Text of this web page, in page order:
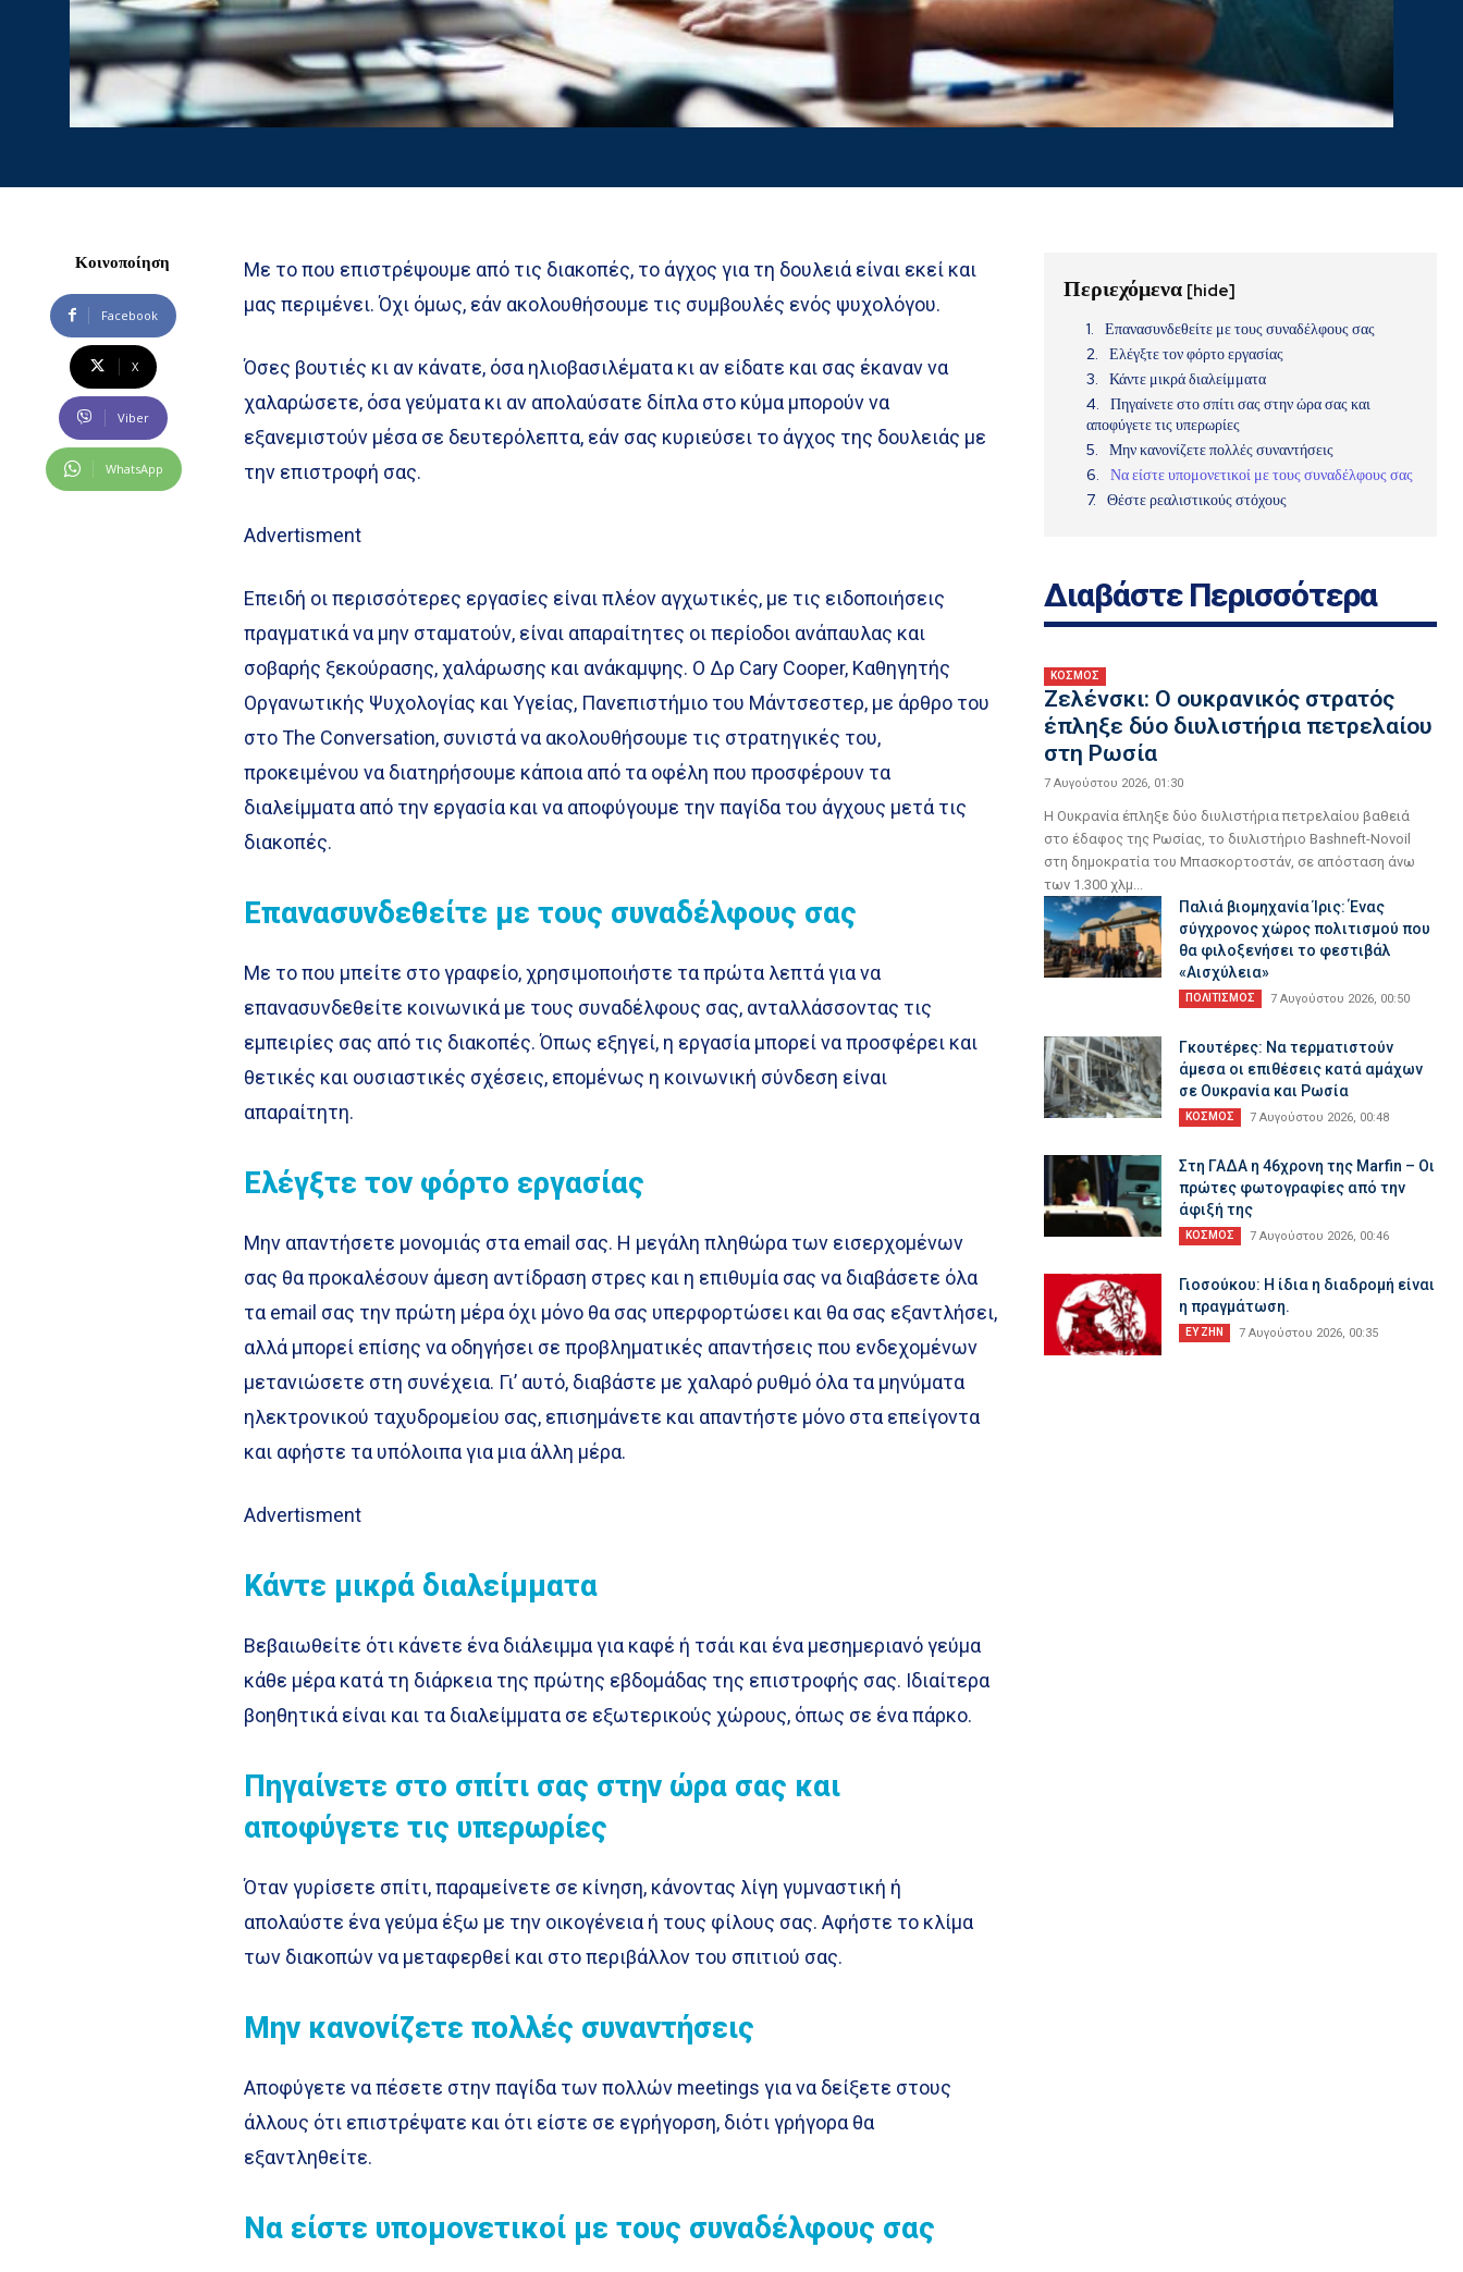
Κοινοποίηση
Facebook
X
Viber
WhatsApp
Με το που επιστρέψουμε από τις διακοπές, το άγχος για τη δουλειά είναι εκεί και
μας περιμένει. Όχι όμως, εάν ακολουθήσουμε τις συμβουλές ενός ψυχολόγου.
Όσες βουτιές κι αν κάνατε, όσα ηλιοβασιλέματα κι αν είδατε και σας έκαναν να
χαλαρώσετε, όσα γεύματα κι αν απολαύσατε δίπλα στο κύμα μπορούν να
εξανεμιστούν μέσα σε δευτερόλεπτα, εάν σας κυριεύσει το άγχος της δουλειάς με
την επιστροφή σας.
Advertisment
Επειδή οι περισσότερες εργασίες είναι πλέον αγχωτικές, με τις ειδοποιήσεις
πραγματικά να μην σταματούν, είναι απαραίτητες οι περίοδοι ανάπαυλας και
σοβαρής ξεκούρασης, χαλάρωσης και ανάκαμψης. Ο Δρ Cary Cooper, Καθηγητής
Οργανωτικής Ψυχολογίας και Υγείας, Πανεπιστήμιο του Μάντσεστερ, με άρθρο του
στο The Conversation, συνιστά να ακολουθήσουμε τις στρατηγικές του,
προκειμένου να διατηρήσουμε κάποια από τα οφέλη που προσφέρουν τα
διαλείμματα από την εργασία και να αποφύγουμε την παγίδα του άγχους μετά τις
διακοπές.
Επανασυνδεθείτε με τους συναδέλφους σας
Με το που μπείτε στο γραφείο, χρησιμοποιήστε τα πρώτα λεπτά για να
επανασυνδεθείτε κοινωνικά με τους συναδέλφους σας, ανταλλάσσοντας τις
εμπειρίες σας από τις διακοπές. Όπως εξηγεί, η εργασία μπορεί να προσφέρει και
θετικές και ουσιαστικές σχέσεις, επομένως η κοινωνική σύνδεση είναι
απαραίτητη.
Ελέγξτε τον φόρτο εργασίας
Μην απαντήσετε μονομιάς στα email σας. Η μεγάλη πληθώρα των εισερχομένων
σας θα προκαλέσουν άμεση αντίδραση στρες και η επιθυμία σας να διαβάσετε όλα
τα email σας την πρώτη μέρα όχι μόνο θα σας υπερφορτώσει και θα σας εξαντλήσει,
αλλά μπορεί επίσης να οδηγήσει σε προβληματικές απαντήσεις που ενδεχομένων
μετανιώσετε στη συνέχεια. Γι’ αυτό, διαβάστε με χαλαρό ρυθμό όλα τα μηνύματα
ηλεκτρονικού ταχυδρομείου σας, επισημάνετε και απαντήστε μόνο στα επείγοντα
και αφήστε τα υπόλοιπα για μια άλλη μέρα.
Advertisment
Κάντε μικρά διαλείμματα
Βεβαιωθείτε ότι κάνετε ένα διάλειμμα για καφέ ή τσάι και ένα μεσημεριανό γεύμα
κάθε μέρα κατά τη διάρκεια της πρώτης εβδομάδας της επιστροφής σας. Ιδιαίτερα
βοηθητικά είναι και τα διαλείμματα σε εξωτερικούς χώρους, όπως σε ένα πάρκο.
Πηγαίνετε στο σπίτι σας στην ώρα σας και
αποφύγετε τις υπερωρίες
Όταν γυρίσετε σπίτι, παραμείνετε σε κίνηση, κάνοντας λίγη γυμναστική ή
απολαύστε ένα γεύμα έξω με την οικογένεια ή τους φίλους σας. Αφήστε το κλίμα
των διακοπών να μεταφερθεί και στο περιβάλλον του σπιτιού σας.
Μην κανονίζετε πολλές συναντήσεις
Αποφύγετε να πέσετε στην παγίδα των πολλών meetings για να δείξετε στους
άλλους ότι επιστρέψατε και ότι είστε σε εγρήγορση, διότι γρήγορα θα
εξαντληθείτε.
Να είστε υπομονετικοί με τους συναδέλφους σας
Περιεχόμενα [hide]
Επανασυνδεθείτε με τους συναδέλφους σας
Ελέγξτε τον φόρτο εργασίας
Κάντε μικρά διαλείμματα
Πηγαίνετε στο σπίτι σας στην ώρα σας και
αποφύγετε τις υπερωρίες
Μην κανονίζετε πολλές συναντήσεις
Να είστε υπομονετικοί με τους συναδέλφους σας
Θέστε ρεαλιστικούς στόχους
Διαβάστε Περισσότερα
ΚΟΣΜΟΣ
Ζελένσκι: O ουκρανικός στρατός
έπληξε δύο διυλιστήρια πετρελαίου
στη Ρωσία
7 Αυγούστου 2026, 01:30
Η Ουκρανία έπληξε δύο διυλιστήρια πετρελαίου βαθειά
στο έδαφος της Ρωσίας, το διυλιστήριο Bashneft-Novoil
στη δημοκρατία του Μπασκορτοστάν, σε απόσταση άνω
των 1.300 χλμ...
Παλιά βιομηχανία Ίρις: Ένας
σύγχρονος χώρος πολιτισμού που
θα φιλοξενήσει το φεστιβάλ
«Αισχύλεια»
ΠΟΛΙΤΙΣΜΟΣ 7 Αυγούστου 2026, 00:50
Γκουτέρες: Να τερματιστούν
άμεσα οι επιθέσεις κατά αμάχων
σε Ουκρανία και Ρωσία
ΚΟΣΜΟΣ 7 Αυγούστου 2026, 00:48
Στη ΓΑΔΑ η 46χρονη της Marfin – Οι
πρώτες φωτογραφίες από την
άφιξή της
ΚΟΣΜΟΣ 7 Αυγούστου 2026, 00:46
Γιοσούκου: Η ίδια η διαδρομή είναι
η πραγμάτωση.
ΕΥ ΖΗΝ 7 Αυγούστου 2026, 00:35